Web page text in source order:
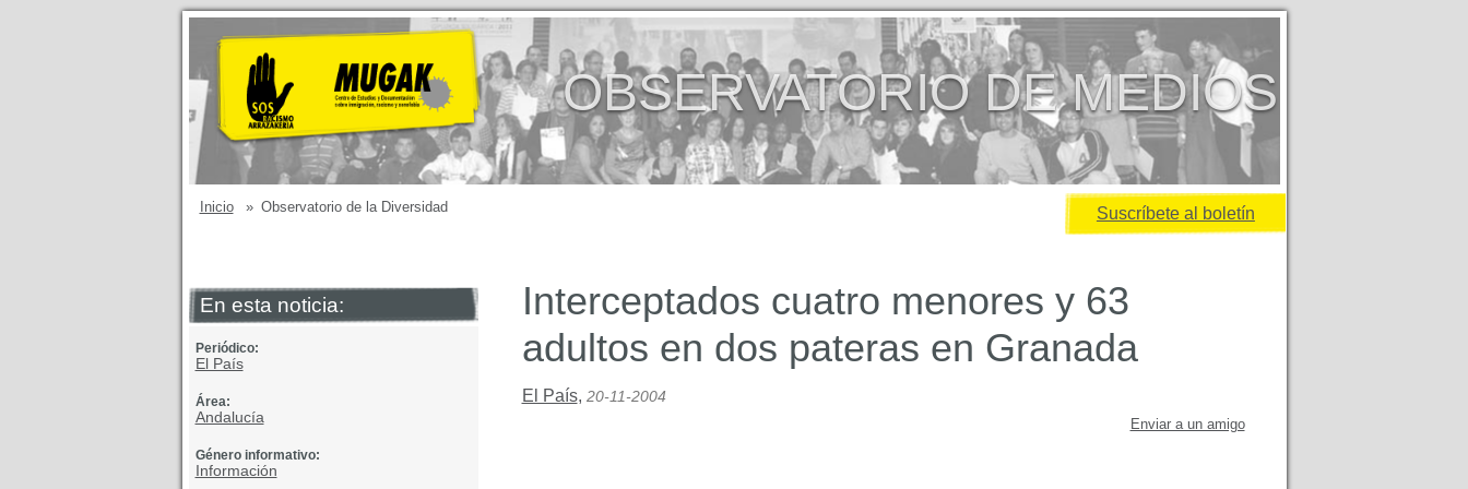
OBSERVATORIO DE MEDIOS
Inicio » Observatorio de la Diversidad Suscríbete al boletín
En esta noticia:
Periódico:
El País
Área:
Andalucía
Género informativo:
Información
Interceptados cuatro menores y 63
adultos en dos pateras en Granada
El País, 20-11-2004
Enviar a un amigo